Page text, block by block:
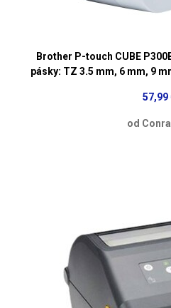
Brother P-touch CUBE
pásky: TZ 3.5 mm, 6 mm, 9
57,99
od